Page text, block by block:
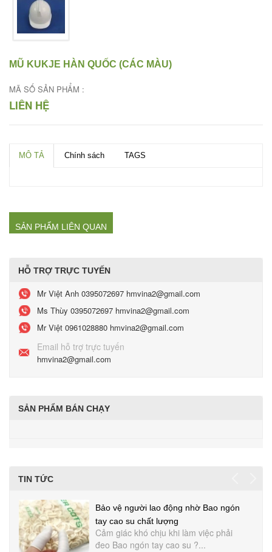
MŨ KUKJE HÀN QUỐC (CÁC MÀU)
MÃ SỐ SẢN PHẨM :
LIÊN HỆ
MÔ TẢ Chính sách TAGS
SẢN PHẨM LIÊN QUAN
HỖ TRỢ TRỰC TUYẾN
Mr Việt Anh 0395072697 hmvina2@gmail.com
Ms Thùy 0395072697 hmvina2@gmail.com
Mr Việt 0961028880 hmvina2@gmail.com
Email hỗ trợ trực tuyến
hmvina2@gmail.com
SẢN PHẨM BÁN CHẠY
TIN TỨC
Bảo vệ người lao động nhờ Bao ngón
tay cao su chất lượng
Cảm giác khó chịu khi làm việc phải
đeo Bao ngón tay cao su ?...